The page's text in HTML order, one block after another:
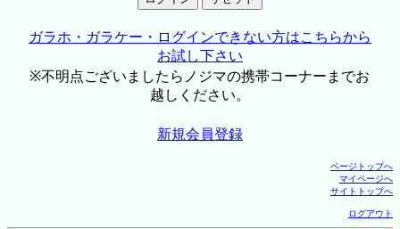
ガラホ・ガラケー・ログインできない方はこちらから
お試し下さい
※不明点ございましたらノジマの携帯コーナーまでお
越しください。
新規会員登録
ページトップへ
マイページへ
サイトトップへ
ログアウト